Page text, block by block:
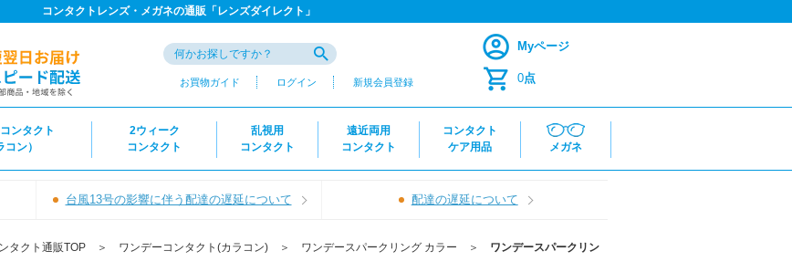
コンタクトレンズ・メガネの通販「レンズダイレクト」
お買物ガイド ログイン 新規会員登録
Myページ
0点
ンタクト
コン）
2ウィーク
コンタクト
乱視用
コンタクト
遠近両用
コンタクト
コンタクト
ケア用品
メガネ
台風13号の影響に伴う配達の遅延について 配達の遅延について
タクト通販TOP ＞ ワンデーコンタクト(カラコン) ＞ ワンデースパークリング カラー ＞ ワンデースパークリン